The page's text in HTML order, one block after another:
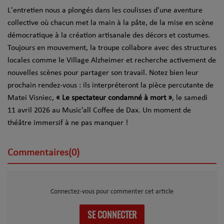
L'entretien nous a plongés dans les coulisses d'une aventure
collective où chacun met la main à la pâte, de la mise en scène
démocratique à la création artisanale des décors et costumes.
Toujours en mouvement, la troupe collabore avec des structures
locales comme le Village Alzheimer et recherche activement de
nouvelles scènes pour partager son travail. Notez bien leur
prochain rendez-vous : ils interpréteront la pièce percutante de
Matei Visniec, « Le spectateur condamné à mort », le samedi
11 avril 2026 au Music’all Coffee de Dax. Un moment de
théâtre immersif à ne pas manquer !
Commentaires(0)
Connectez-vous pour commenter cet article
SE CONNECTER